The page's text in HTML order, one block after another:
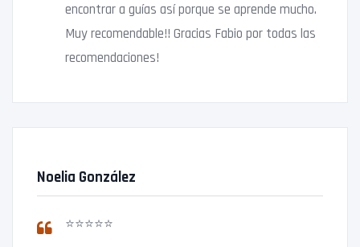
encontrar a guías así porque se aprende mucho.
Muy recomendable!! Gracias Fabio por todas las
recomendaciones!
Noelia González
⭐⭐⭐⭐⭐